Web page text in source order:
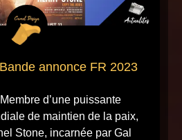
annonce FR 2023
d’une puissante
de maintien de la paix,
Stone, incarnée par Gal